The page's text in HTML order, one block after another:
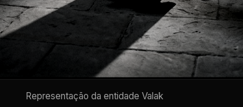
Representação da entidade Valak